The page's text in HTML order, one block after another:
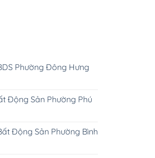
Phường Đông Hưng
Động Sản Phường Phú
Động Sản Phường Bình